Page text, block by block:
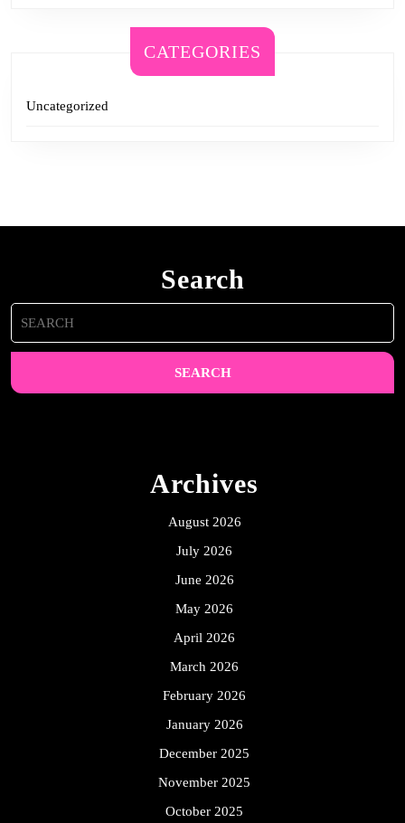
CATEGORIES
Uncategorized
Search
Search
for:
Archives
August 2026
July 2026
June 2026
May 2026
April 2026
March 2026
February 2026
January 2026
December 2025
November 2025
October 2025